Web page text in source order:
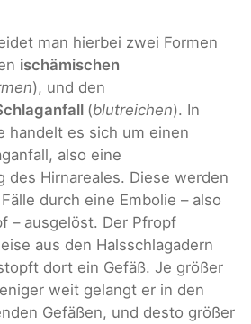
man hierbei zwei Formen
ischämischen
), und den
(blutreichen). In
handelt es sich um einen
also eine
des Hirnareales. Diese werden
durch eine Embolie – also
– ausgelöst. Der Pfropf
aus den Halsschlagadern
dort ein Gefäß. Je größer
weit gelangt er in den
Gefäßen, und desto größer